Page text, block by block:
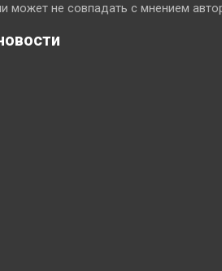
может не совпадать с мнением